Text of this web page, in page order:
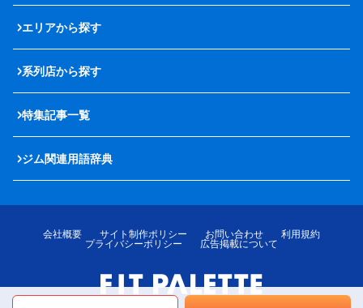
エリアから探す
系列店から探す
特集記事一覧
ジム関連用語辞典
会社概要 サイト制作ポリシー お問い合わせ
利用規約
プライバシーポリシー
広告掲載について